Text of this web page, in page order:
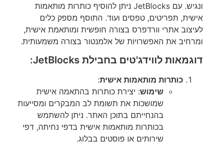
ונגיש. עם JetBlocks ניתן להוסיף כותרות מותאמות
אישית, תפריטים, טפסים ועוד. התוסף מספק כלים
לעיצוב אתרי וורדפרס בצורה חופשית ומותאמת אישית,
ומרחיב את האפשרויות של אלמנטור בצורה משמעותית.
דוגמאות לווידג'טים בחבילת JetBlocks:
כותרות מותאמות אישית:
שימוש: יצירת כותרות בהתאמה אישית
שמושכות את תשומת לב המבקרים ומסייעות
בהנחייתם בתוכן האתר. ניתן להשתמש
בכותרות מותאמות אישית בדפי נחיתה, דפי
שירותים או פוסטים בבלוג.